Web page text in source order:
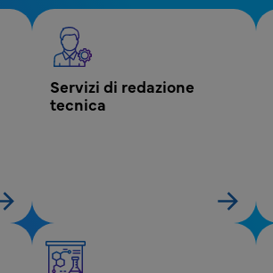
Servizi di redazione
tecnica